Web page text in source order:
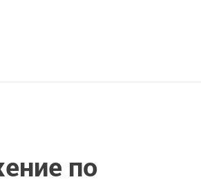
по